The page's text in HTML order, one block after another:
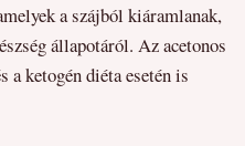
a szájból kiáramlanak,
állapotáról. Az acetonos
a ketogén diéta esetén is